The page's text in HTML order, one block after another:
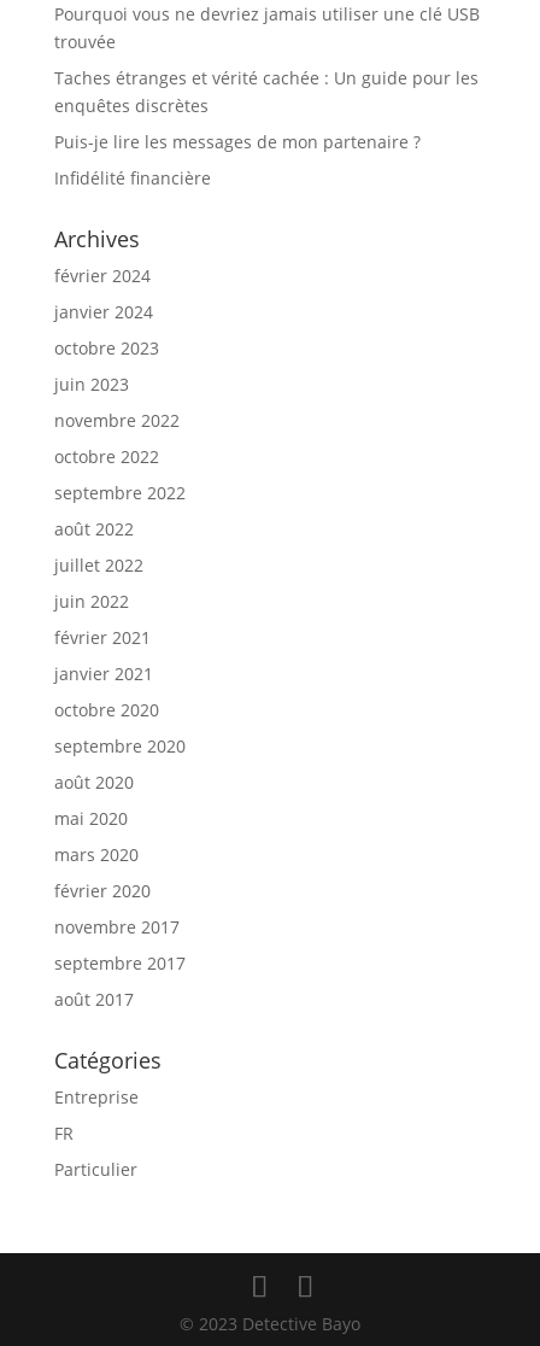
Pourquoi vous ne devriez jamais utiliser une clé USB
trouvée
Taches étranges et vérité cachée : Un guide pour les
enquêtes discrètes
Puis-je lire les messages de mon partenaire ?
Infidélité financière
Archives
février 2024
janvier 2024
octobre 2023
juin 2023
novembre 2022
octobre 2022
septembre 2022
août 2022
juillet 2022
juin 2022
février 2021
janvier 2021
octobre 2020
septembre 2020
août 2020
mai 2020
mars 2020
février 2020
novembre 2017
septembre 2017
août 2017
Catégories
Entreprise
FR
Particulier
© 2023 Detective Bayo